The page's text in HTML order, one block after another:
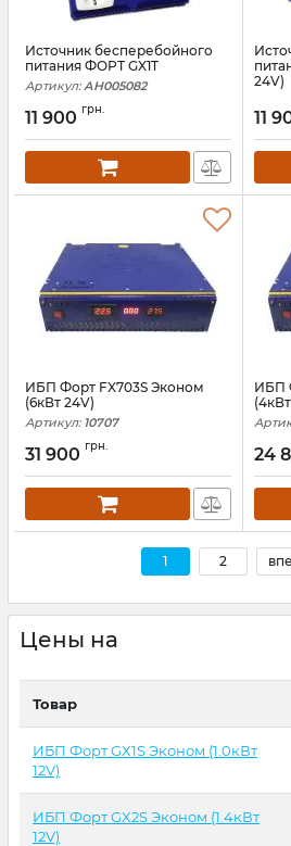
Источник бесперебойного
питания ФОРТ GX1T
Артикул: АН005082
11 900 грн.
24V)
11
ИБП Форт FX703S Эконом
(6кВт 24V)
Артикул: 10707
31 900 грн.
ИБП
24
1 2
Цены на
Товар
ИБП Форт GX1S Эконом (1.0кВт
12V)
ИБП Форт GX2S Эконом (1.4кВт
12V)